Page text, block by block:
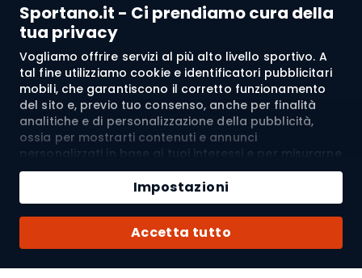
Sportano.it - Ci prendiamo cura della
tua privacy
Vogliamo offrire servizi al più alto livello sportivo. A
tal fine utilizziamo cookie e identificatori pubblicitari
mobili, che garantiscono il corretto funzionamento
del sito e, previo tuo consenso, anche per finalità
analitiche e di personalizzazione della pubblicità,
ossia per mostrarti contenuti e annunci
personalizzati in base ai tuoi interessi e per misurarne
l’efficacia. I cookie e gli identificatori pubblicitari
mobili possono essere utilizzati sia per attività
pubblicitarie personalizzate sia non personalizzate, a
seconda dei consensi da te espressi. Se clicchi su
“Accetta tutto”, acconsenti al trattamento dei tuoi
dati personali da parte di SPORTANO.COM Sp. z o.o. e
dei suoi Partner Fidati, inclusa la personalizzazione
Accetta tutto
Impostazioni
Quantità
Aggiungi al carrello
Acquista con
Servizio clienti
Regolamento
Chi siamo
© 2026 Sportano